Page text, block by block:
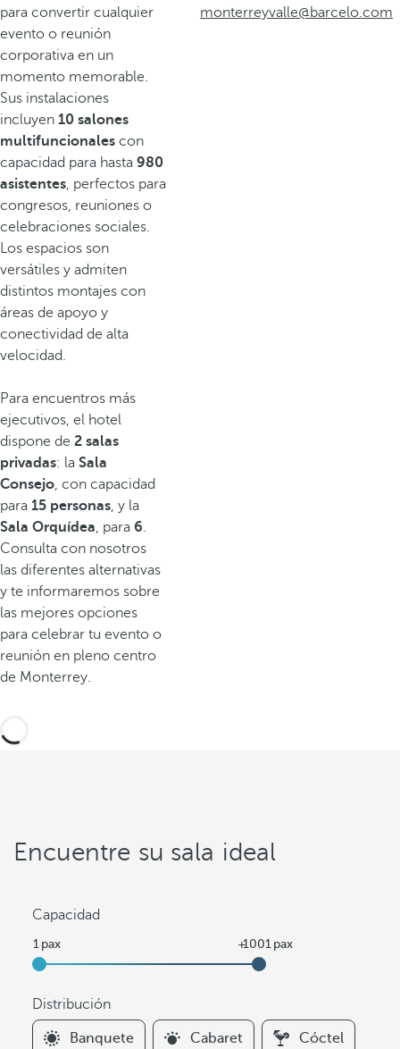
para convertir cualquier
evento o reunión
corporativa en un
momento memorable.
Sus instalaciones
incluyen 10 salones
multifuncionales con
capacidad para hasta 980
asistentes, perfectos para
congresos, reuniones o
celebraciones sociales.
Los espacios son
versátiles y admiten
distintos montajes con
áreas de apoyo y
conectividad de alta
velocidad.
Para encuentros más
ejecutivos, el hotel
dispone de 2 salas
privadas: la Sala
Consejo, con capacidad
para 15 personas, y la
Sala Orquídea, para 6.
Consulta con nosotros
las diferentes alternativas
y te informaremos sobre
las mejores opciones
para celebrar tu evento o
reunión en pleno centro
de Monterrey.
monterreyvalle@barcelo.com
Encuentre su sala ideal
Capacidad
Distribución
F
Banquete Cabaret Cóctel